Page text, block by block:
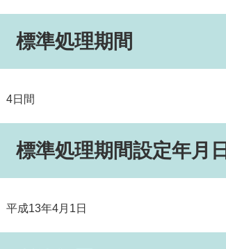
標準処理期間
4日間
標準処理期間設定年月日
平成13年4月1日